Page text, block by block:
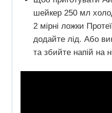
шейкер 250 мл
2 мірні ложки
додайте лід. Або
та збийте напій на